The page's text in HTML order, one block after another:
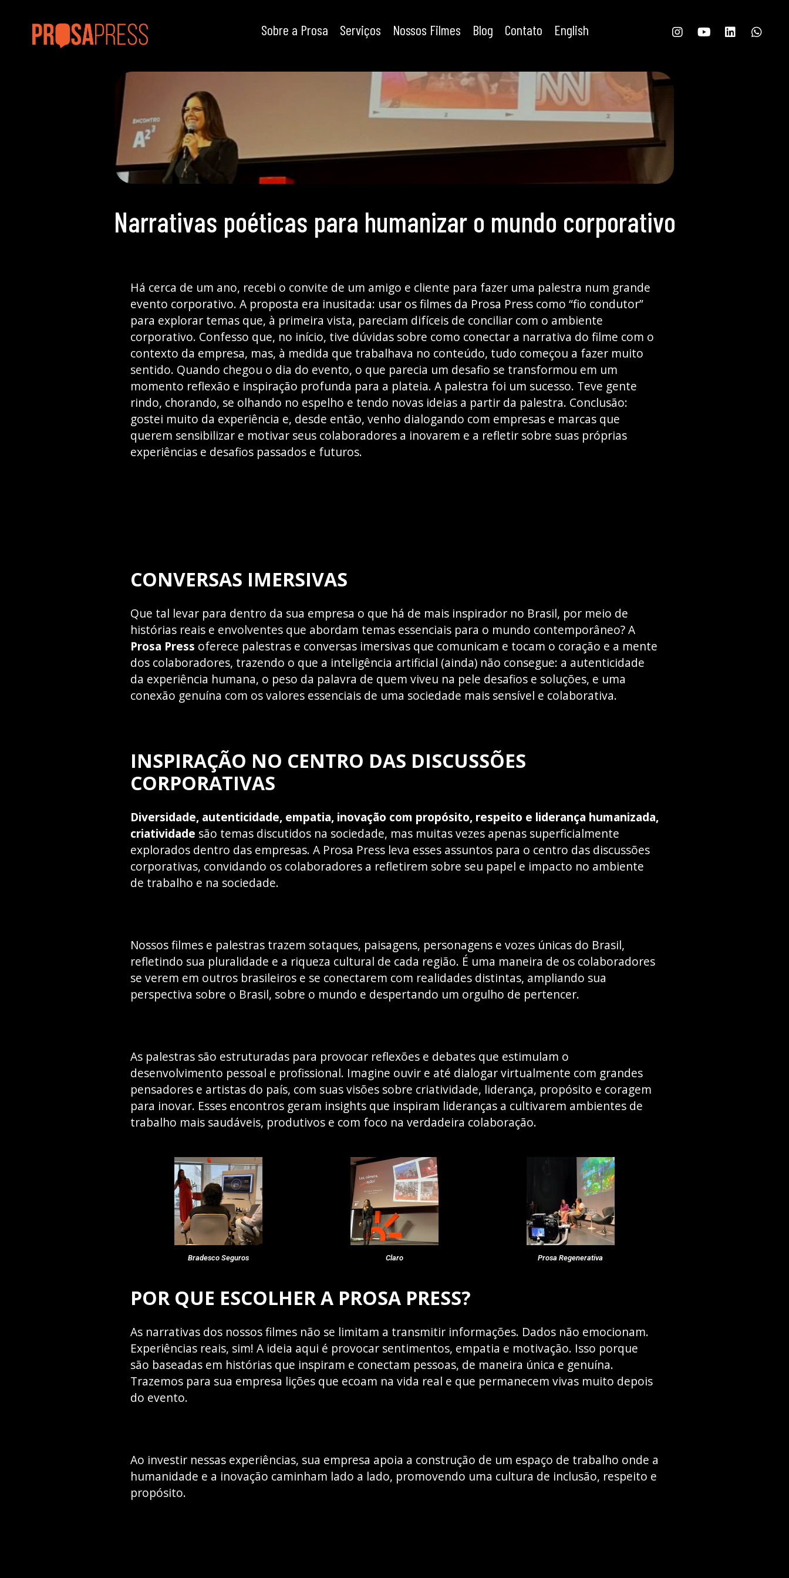
Sobre a Prosa Serviços Nossos Filmes Blog Contato English
Narrativas poéticas para humanizar o mundo corporativo
Há cerca de um ano, recebi o convite de um amigo e cliente para fazer uma palestra num grande
evento corporativo. A proposta era inusitada: usar os filmes da Prosa Press como “fio condutor”
para explorar temas que, à primeira vista, pareciam difíceis de conciliar com o ambiente
corporativo. Confesso que, no início, tive dúvidas sobre como conectar a narrativa do filme com o
contexto da empresa, mas, à medida que trabalhava no conteúdo, tudo começou a fazer muito
sentido. Quando chegou o dia do evento, o que parecia um desafio se transformou em um
momento reflexão e inspiração profunda para a plateia. A palestra foi um sucesso. Teve gente
rindo, chorando, se olhando no espelho e tendo novas ideias a partir da palestra. Conclusão:
gostei muito da experiência e, desde então, venho dialogando com empresas e marcas que
querem sensibilizar e motivar seus colaboradores a inovarem e a refletir sobre suas próprias
experiências e desafios passados e futuros.
CONVERSAS IMERSIVAS
Que tal levar para dentro da sua empresa o que há de mais inspirador no Brasil, por meio de
histórias reais e envolventes que abordam temas essenciais para o mundo contemporâneo? A
Prosa Press oferece palestras e conversas imersivas que comunicam e tocam o coração e a mente
dos colaboradores, trazendo o que a inteligência artificial (ainda) não consegue: a autenticidade
da experiência humana, o peso da palavra de quem viveu na pele desafios e soluções, e uma
conexão genuína com os valores essenciais de uma sociedade mais sensível e colaborativa.
INSPIRAÇÃO NO CENTRO DAS DISCUSSÕES
CORPORATIVAS
Diversidade, autenticidade, empatia, inovação com propósito, respeito e liderança humanizada,
criatividade são temas discutidos na sociedade, mas muitas vezes apenas superficialmente
explorados dentro das empresas. A Prosa Press leva esses assuntos para o centro das discussões
corporativas, convidando os colaboradores a refletirem sobre seu papel e impacto no ambiente
de trabalho e na sociedade.
Nossos filmes e palestras trazem sotaques, paisagens, personagens e vozes únicas do Brasil,
refletindo sua pluralidade e a riqueza cultural de cada região. É uma maneira de os colaboradores
se verem em outros brasileiros e se conectarem com realidades distintas, ampliando sua
perspectiva sobre o Brasil, sobre o mundo e despertando um orgulho de pertencer.
As palestras são estruturadas para provocar reflexões e debates que estimulam o
desenvolvimento pessoal e profissional. Imagine ouvir e até dialogar virtualmente com grandes
pensadores e artistas do país, com suas visões sobre criatividade, liderança, propósito e coragem
para inovar. Esses encontros geram insights que inspiram lideranças a cultivarem ambientes de
trabalho mais saudáveis, produtivos e com foco na verdadeira colaboração.
Bradesco Seguros Claro Prosa Regenerativa
POR QUE ESCOLHER A PROSA PRESS?
As narrativas dos nossos filmes não se limitam a transmitir informações. Dados não emocionam.
Experiências reais, sim! A ideia aqui é provocar sentimentos, empatia e motivação. Isso porque
são baseadas em histórias que inspiram e conectam pessoas, de maneira única e genuína.
Trazemos para sua empresa lições que ecoam na vida real e que permanecem vivas muito depois
do evento.
Ao investir nessas experiências, sua empresa apoia a construção de um espaço de trabalho onde a
humanidade e a inovação caminham lado a lado, promovendo uma cultura de inclusão, respeito e
propósito.